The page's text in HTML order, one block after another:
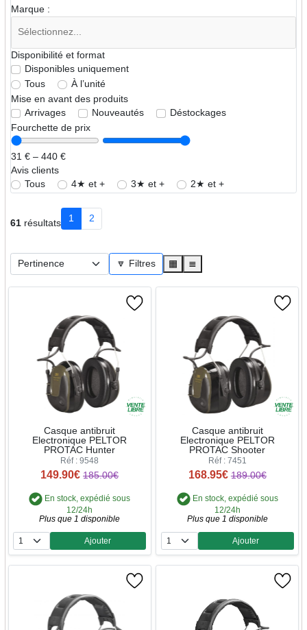
Marque :
Disponibilité et format
Disponibles uniquement
Tous
À l’unité
Mise en avant des produits
Arrivages
Nouveautés
Déstockages
Fourchette de prix
31 € – 440 €
Avis clients
Tous
4★ et + 3★ et + 2★ et +
61résultats 1 2
🔽 Filtres ▦ ≣
Casque antibruit
Electronique PELTOR
PROTAC Hunter
Réf : 9548
149.90€ 185.00€
En stock, expédié sous
12/24h
Plus que 1 disponible
Quantité
Ajouter
Casque antibruit
Electronique PELTOR
PROTAC Shooter
Réf : 7451
168.95€ 189.00€
En stock, expédié sous
12/24h
Plus que 1 disponible
Quantité
Ajouter